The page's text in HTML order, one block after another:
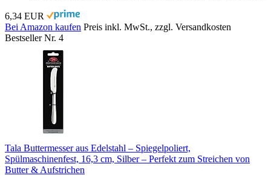
6,34 EUR
Bei Amazon kaufen Preis inkl. MwSt., zzgl. Versandkosten
Bestseller Nr. 4
Tala Buttermesser aus Edelstahl – Spiegelpoliert,
Spülmaschinenfest, 16,3 cm, Silber – Perfekt zum Streichen von
Butter & Aufstrichen